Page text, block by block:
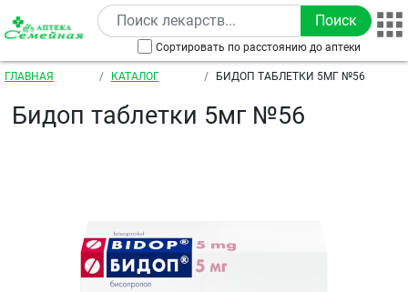
Перейти к основному содержанию
Сортировать по расстоянию до аптеки
Строка навигации
ГЛАВНАЯ КАТАЛОГ БИДОП ТАБЛЕТКИ 5МГ №56
Бидоп таблетки 5мг №56